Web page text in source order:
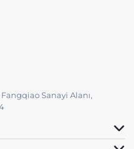
Sanayi Alanı,